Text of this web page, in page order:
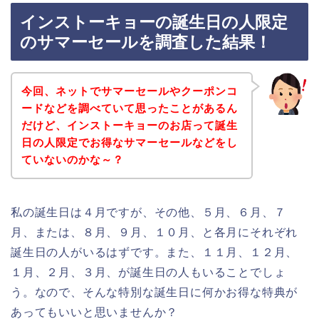
インストーキョーの誕生日の人限定
のサマーセールを調査した結果！
今回、ネットでサマーセールやクーポンコ
ードなどを調べていて思ったことがあるん
だけど、インストーキョーのお店って誕生
日の人限定でお得なサマーセールなどをし
ていないのかな～？
私の誕生日は４月ですが、その他、５月、６月、７
月、または、８月、９月、１０月、と各月にそれぞれ
誕生日の人がいるはずです。また、１１月、１２月、
１月、２月、３月、が誕生日の人もいることでしょ
う。なので、そんな特別な誕生日に何かお得な特典が
あってもいいと思いませんか？